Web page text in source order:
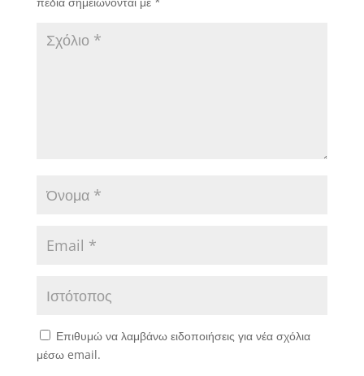
Επιθυμώ να λαμβάνω ειδοποιήσεις για νέα σχόλια
μέσω email.